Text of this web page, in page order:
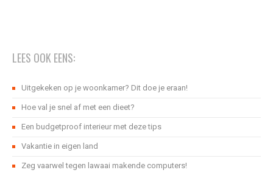
LEES OOK EENS:
Uitgekeken op je woonkamer? Dit doe je eraan!
Hoe val je snel af met een dieet?
Een budgetproof interieur met deze tips
Vakantie in eigen land
Zeg vaarwel tegen lawaai makende computers!